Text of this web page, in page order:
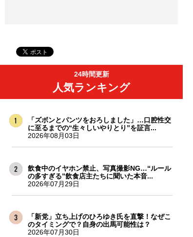
24時間更新
人気ランキング
「ズボンとパンツをおろしました」…口腔性交
に至るまでの“生々しいやりとり”を証言...
2026年08月03日
飲食中のイヤホン禁止、写真撮影NG…“ルール
の多すぎる”飲食店主たちに聞いた本音...
2026年07月29日
「新党」立ち上げのひろゆき氏を直撃！なぜこ
のタイミングで？自身の出馬可能性は？
2026年07月30日